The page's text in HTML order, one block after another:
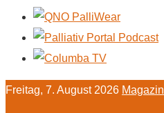
Freitag, 7. August 2026 Magazin